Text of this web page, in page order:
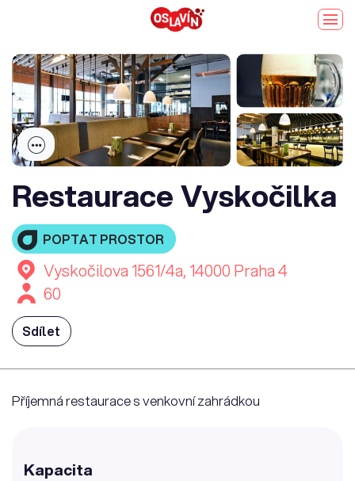
Restaurace Vyskočilka
POPTAT PROSTOR
Vyskočilova 1561/4a, 14000 Praha 4
60
Sdílet
Příjemná restaurace s venkovní zahrádkou
Kapacita